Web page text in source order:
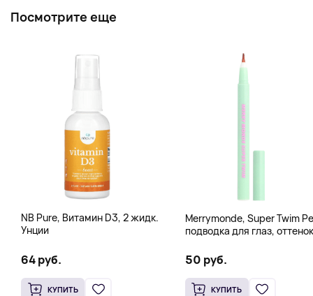
Посмотрите еще
NB Pure, Витамин D3, 2 жидк.
Унции
64 руб.
КУПИТЬ
Merrymonde, Super Twim
подводка для глаз, оттенок
жидк. унции)
50 руб.
КУПИТЬ